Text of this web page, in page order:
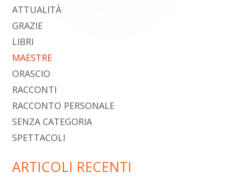
principale
ATTUALITÀ
GRAZIE
LIBRI
MAESTRE
ORASCIO
RACCONTI
RACCONTO PERSONALE
SENZA CATEGORIA
SPETTACOLI
ARTICOLI RECENTI